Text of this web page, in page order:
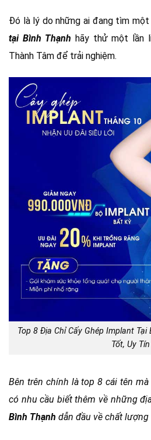
Đó là lý do những ai đang tìm
tại Bình Thạnh hãy thử một lần
Thành Tâm để trải nghiệm.
Top 8 Địa Chỉ Cấy Ghép Implant Tại
Tốt, Uy Tín
Bên trên chính là top 8 cái tên
có nhu cầu biết thêm về những
Bình Thạnh dẫn đầu về chất lượng